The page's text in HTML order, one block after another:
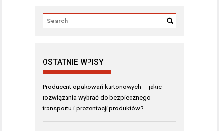
OSTATNIE WPISY
Producent opakowań kartonowych – jakie
rozwiązania wybrać do bezpiecznego
transportu i prezentacji produktów?